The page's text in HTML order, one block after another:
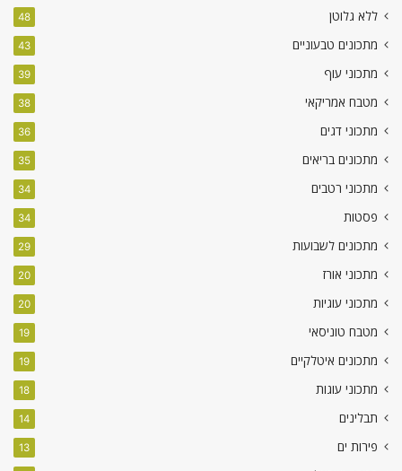
ללא גלוטן 48
מתכונים טבעוניים 43
מתכוני עוף 39
מטבח אמריקאי 38
מתכוני דגים 36
מתכונים בריאים 35
מתכוני רטבים 34
פסטות 34
מתכונים לשבועות 29
מתכוני אורז 20
מתכוני עוגיות 20
מטבח טוניסאי 19
מתכונים איטלקיים 19
מתכוני עוגות 18
תבלינים 14
פירות ים 13